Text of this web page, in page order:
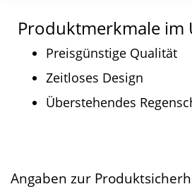
Produktmerkmale im
Preisgünstige Qualität
Zeitloses Design
Überstehendes
Angaben zur